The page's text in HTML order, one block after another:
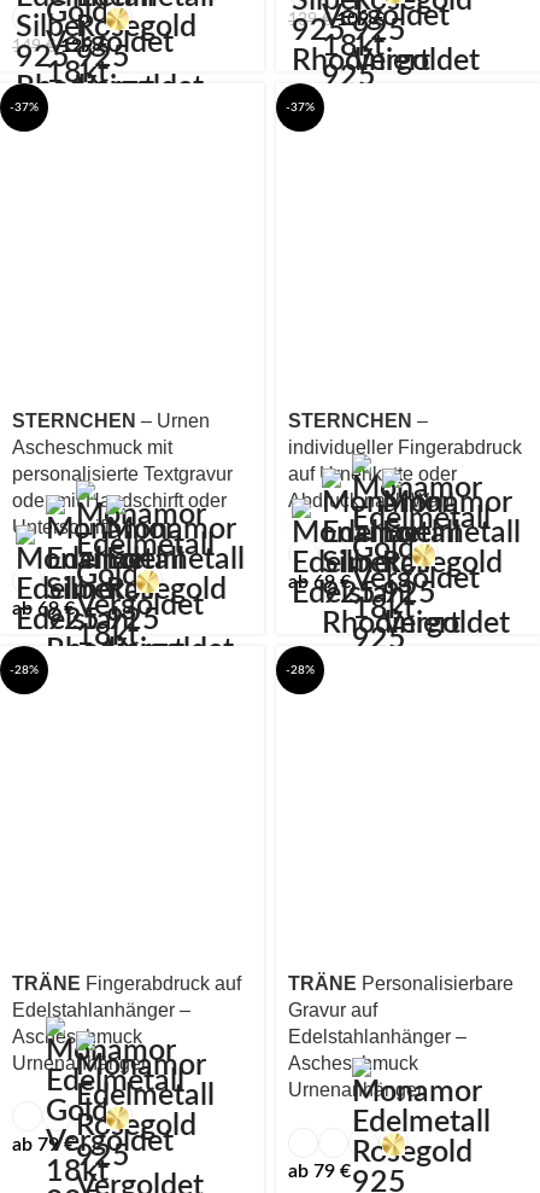
149€ 129€
139€ 109€
-37%
STERNCHEN – Urnen
Ascheschmuck mit
personalisierte Textgravur
oder mit Handschirft oder
Unterschrift
ab 69€
-37%
STERNCHEN –
individueller Fingerabdruck
auf Urnenkette oder
Abdruck nach Wahl
ab 69€
-28%
TRÄNE Fingerabdruck auf
Edelstahlanhänger –
Ascheschmuck
Urnenanhänger
ab 79€
-28%
TRÄNE Personalisierbare
Gravur auf
Edelstahlanhänger –
Ascheschmuck
Urnenanhänger
ab 79 €